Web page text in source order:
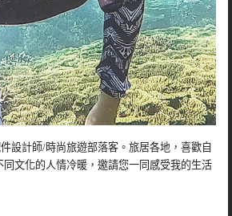
設計師/時尚旅遊部落客。旅居各地，喜歡自
文化的人情冷暖，邀請您一同感受我的生活